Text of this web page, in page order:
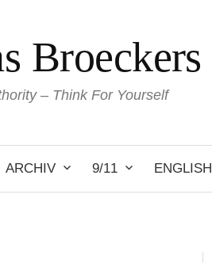
Broeckers
– Think For Yourself
ARCHIV 9/11 ENGLISH